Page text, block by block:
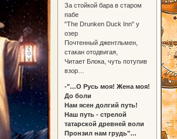
За стойкой бара в старом
пабе
"The Drunken Duck Inn" у
озер
Почтенный джентльмен,
стакан отодвигая,
Читает Блока, чуть потупив
взор…
-"…О Русь моя! Жена моя!
До боли
Нам ясен долгий путь!
Наш путь - стрелой
татарской древней воли
Пронзил нам грудь"…